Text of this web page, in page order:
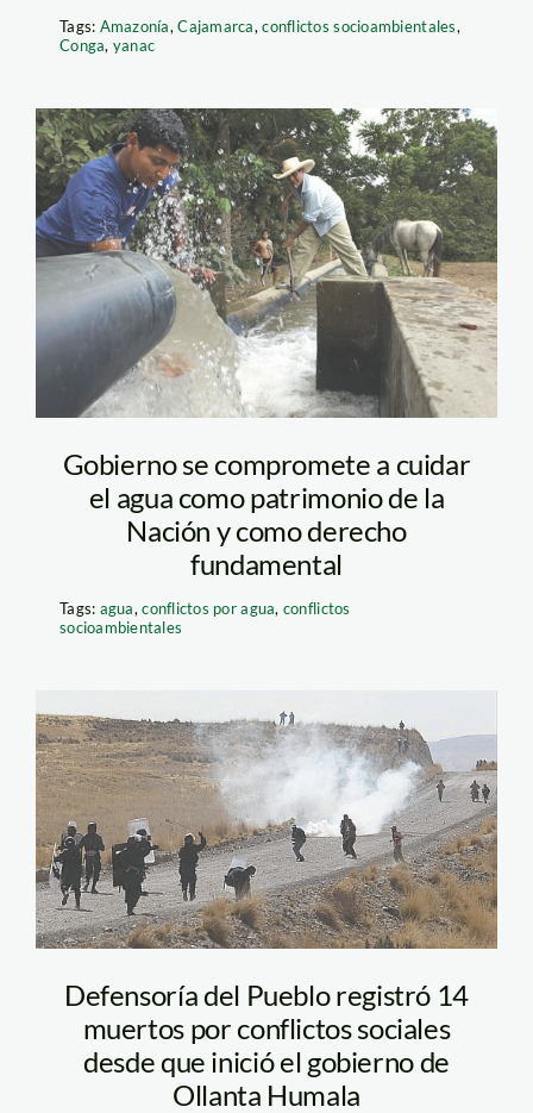
Tags: Amazonía,Cajamarca,conflictos socioambientales,
Conga, yanac
piura_agua_tm
Gobierno se compromete a cuidar
el agua como patrimonio de la
Nación y como derecho
fundamental
Tags: agua,conflictos por agua, conflictos
socioambientales
espinar_elcomercio
Defensoría del Pueblo registró 14
muertos por conflictos sociales
desde que inició el gobierno de
Ollanta Humala